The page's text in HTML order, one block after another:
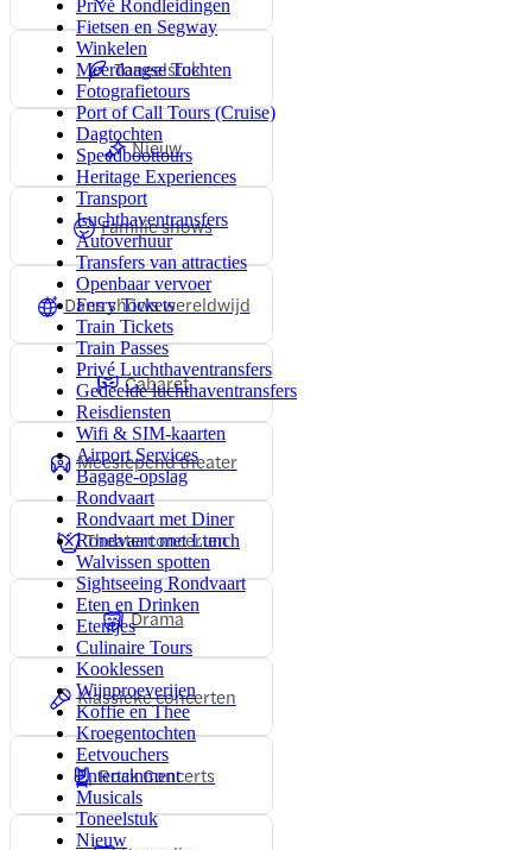
Privé Rondleidingen
Fietsen en Segway
Winkelen
Meerdaagse Tochten
Fotografietours
Port of Call Tours (Cruise)
Dagtochten
Speedboottours
Heritage Experiences
Transport
Luchthaventransfers
Autoverhuur
Transfers van attracties
Openbaar vervoer
Ferry Tickets
Train Tickets
Train Passes
Privé Luchthaventransfers
Gedeelde luchthaventransfers
Reisdiensten
Wifi & SIM-kaarten
Airport Services
Bagage-opslag
Rondvaart
Rondvaart met Diner
Rondvaart met Lunch
Walvissen spotten
Sightseeing Rondvaart
Eten en Drinken
Etentjes
Culinaire Tours
Kooklessen
Wijnproeverijen
Koffie en Thee
Kroegentochten
Eetvouchers
Entertainment
Musicals
Toneelstuk
Nieuw
Toneelstuk
Nieuw
Familie shows
Dans shows wereldwijd
Cabaret
Meeslepend theater
Theaterconcerten
Drama
Klassieke concerten
Rock Concerts